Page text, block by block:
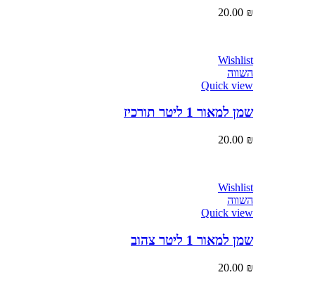
20.00 ₪
Wishlist
השווה
Quick view
שמן למאור 1 ליטר תורכיז
20.00 ₪
Wishlist
השווה
Quick view
שמן למאור 1 ליטר צהוב
20.00 ₪